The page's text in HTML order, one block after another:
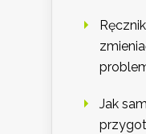
Jak